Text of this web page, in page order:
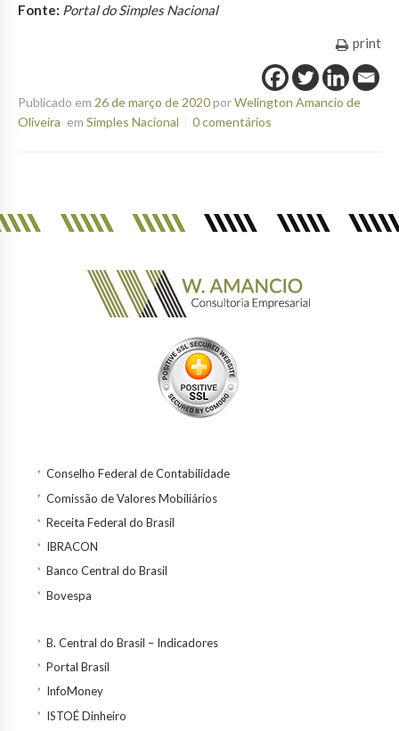
Fonte: Portal do Simples Nacional
print
Publicado em 26 de março de 2020porWelington Amancio de
Oliveira em Simples Nacional 0 comentários
Conselho Federal de Contabilidade
Comissão de Valores Mobiliários
Receita Federal do Brasil
IBRACON
Banco Central do Brasil
Bovespa
B. Central do Brasil – Indicadores
Portal Brasil
InfoMoney
ISTOÉ Dinheiro